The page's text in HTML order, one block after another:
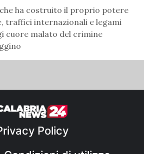
ha costruito il proprio potere
traffici internazionali e legami
cuore malato del crimine
Policy